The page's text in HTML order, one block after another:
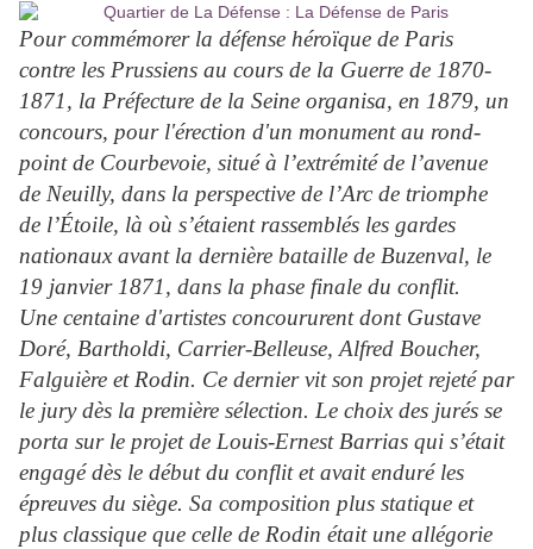
Pour commémorer la défense héroïque de Paris
contre les Prussiens au cours de la Guerre de 1870-
1871, la Préfecture de la Seine organisa, en 1879, un
concours, pour l'érection d'un monument au rond-
point de Courbevoie, situé à l’extrémité de l’avenue
de Neuilly, dans la perspective de l’Arc de triomphe
de l’Étoile, là où s’étaient rassemblés les gardes
nationaux avant la dernière bataille de Buzenval, le
19 janvier 1871, dans la phase finale du conflit.
Une centaine d'artistes concoururent dont Gustave
Doré, Bartholdi, Carrier-Belleuse, Alfred Boucher,
Falguière et Rodin. Ce dernier vit son projet rejeté par
le jury dès la première sélection. Le choix des jurés se
porta sur le projet de Louis-Ernest Barrias qui s’était
engagé dès le début du conflit et avait enduré les
épreuves du siège. Sa composition plus statique et
plus classique que celle de Rodin était une allégorie